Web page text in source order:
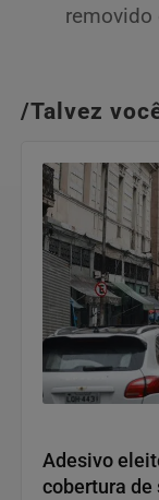
removido
/Talvez
Adesivo
cobertura de